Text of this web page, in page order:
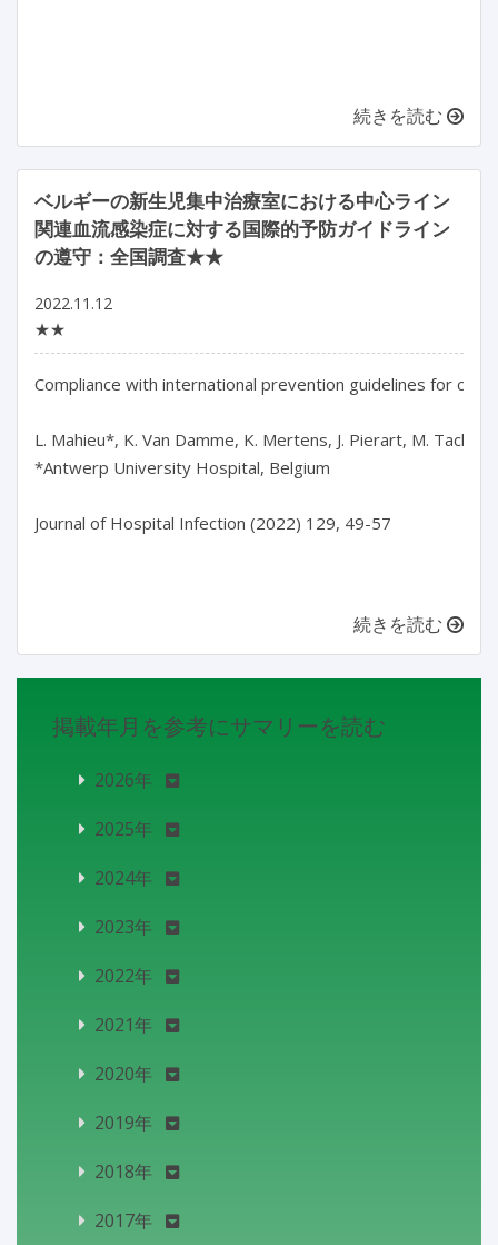
続きを読む
ベルギーの新生児集中治療室における中心ライン
関連血流感染症に対する国際的予防ガイドライン
の遵守：全国調査★★
2022.11.12
★★
Compliance with international prevention guidelines for
L. Mahieu*, K. Van Damme, K. Mertens, J. Pierart, M.
*Antwerp University Hospital, Belgium
Journal of Hospital Infection (2022) 129, 49-57
続きを読む
掲載年月を参考にサマリーを読む
2026年
2025年
2024年
2023年
2022年
2021年
2020年
2019年
2018年
2017年